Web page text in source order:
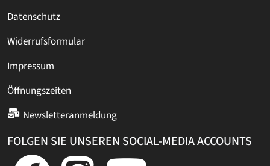
Datenschutz
Widerrufsformular
Impressum
Öffnungszeiten
Newsletteranmeldung
FOLGEN SIE UNSEREN SOCIAL-MEDIA ACCOUNTS